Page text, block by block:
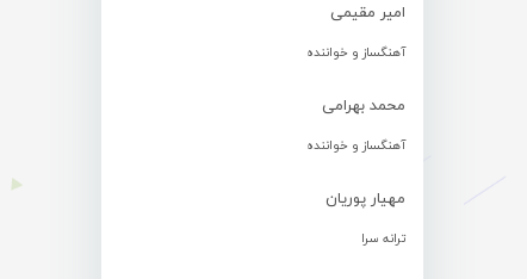
امیر مقیمی
آهنگساز و خواننده
محمد بهرامی
آهنگساز و خواننده
مهیار پوریان
ترانه سرا